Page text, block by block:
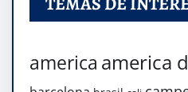
america america